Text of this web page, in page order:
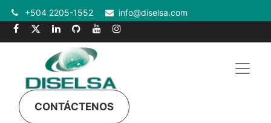
+504 2205-1552 info@diselsa.com
CONTÁCTENOS